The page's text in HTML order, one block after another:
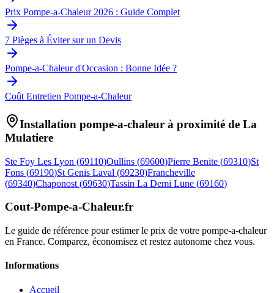
Prix Pompe-a-Chaleur 2026 : Guide Complet
7 Pièges à Éviter sur un Devis
Pompe-a-Chaleur d'Occasion : Bonne Idée ?
Coût Entretien Pompe-a-Chaleur
Installation pompe-a-chaleur à proximité de La
Mulatiere
Ste Foy Les Lyon (69110)Oullins (69600)Pierre Benite (69310)St
Fons (69190)St Genis Laval (69230)Francheville
(69340)Chaponost (69630)Tassin La Demi Lune (69160)
Cout-Pompe-a-Chaleur.fr
Le guide de référence pour estimer le prix de votre pompe-a-chaleur
en France. Comparez, économisez et restez autonome chez vous.
Informations
Accueil